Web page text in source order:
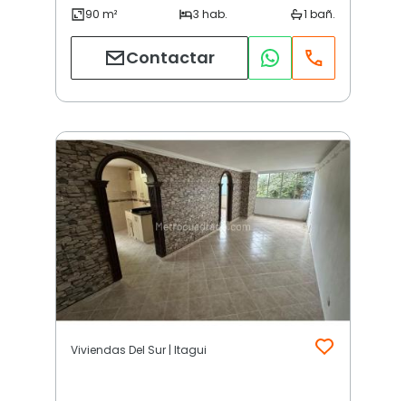
Contactar
Viviendas Del Sur | Itagui